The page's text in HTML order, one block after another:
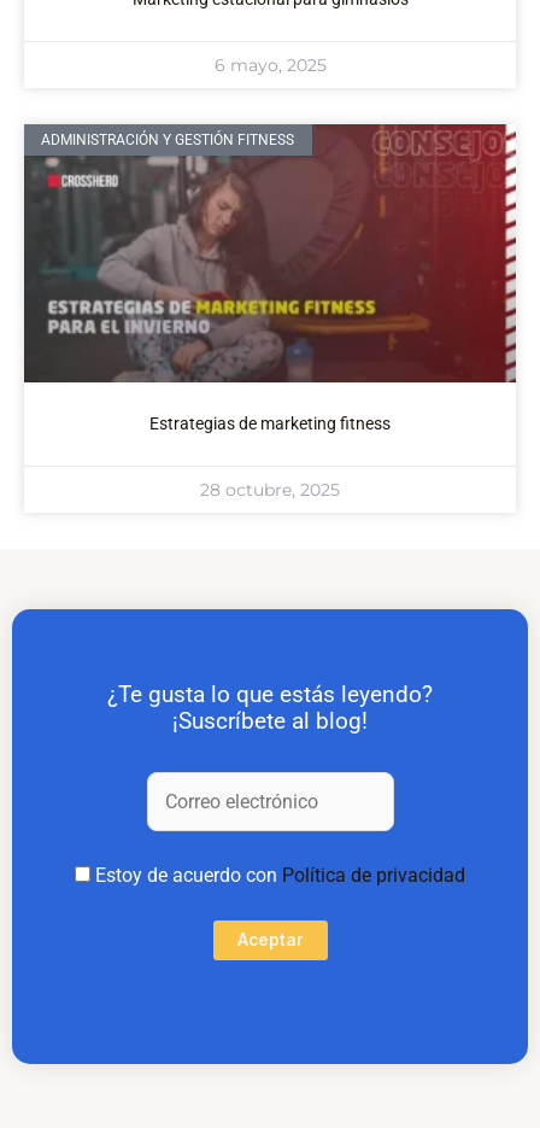
6 mayo, 2025
ADMINISTRACIÓN Y GESTIÓN FITNESS
Estrategias de marketing fitness
28 octubre, 2025
¿Te gusta lo que estás leyendo?
¡Suscríbete al blog!
Estoy de acuerdo con Política de privacidad
Aceptar